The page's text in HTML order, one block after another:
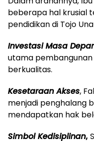
beberapa hal krusial
pendidikan di Tojo
Investasi Masa
utama
berkualitas.
Kesetaraan Akses,
menjadi penghalang
mendapatkan hak
Simbol Kedisiplinan,